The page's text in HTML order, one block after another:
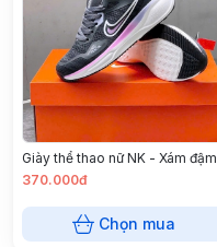
Giày thể thao nữ NK - Xám đậm
370.000đ
Chọn mua